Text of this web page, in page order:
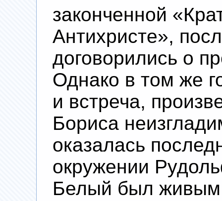
законченной
Антихристе»,
договорились о
Однако в том же
и встреча,
Бориса
оказалась
окружении
Белый был